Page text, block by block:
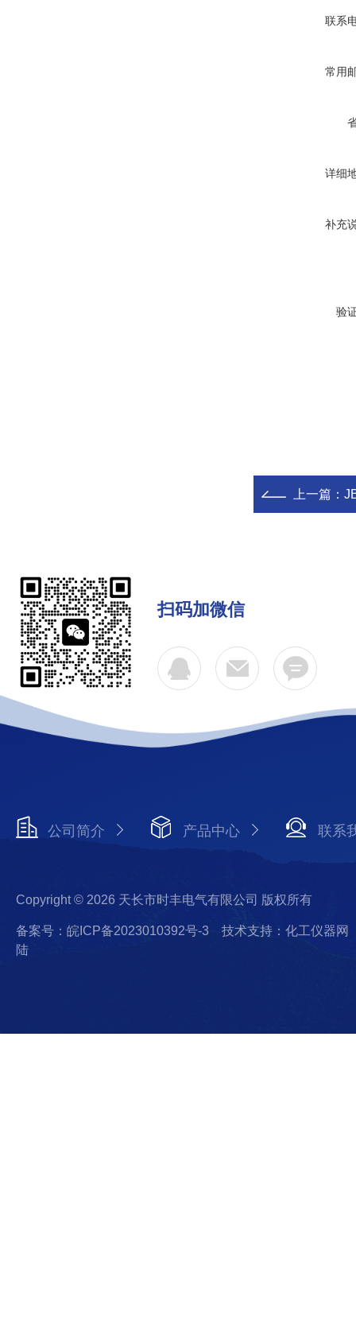
联系
常用
详细
补充
验
上一篇：
扫码加微信
公司简介 产品中心 联系
Copyright © 2026 天长市时丰电气有限公司 版权所有
备案号：皖ICP备2023010392号-3
技术支持：化工仪器网
陆